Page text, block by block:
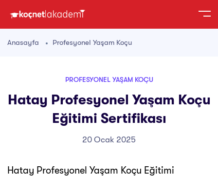
Anasayfa Profesyonel Yaşam Koçu
PROFESYONEL YAŞAM KOÇU
Hatay Profesyonel Yaşam Koçu
Eğitimi Sertifikası
20 Ocak 2025
Hatay Profesyonel Yaşam Koçu Eğitimi